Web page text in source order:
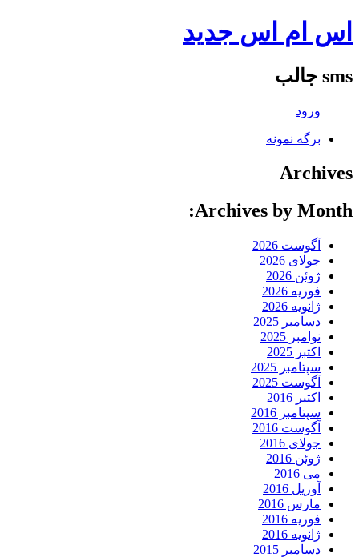
اس ام اس جدید
sms جالب
ورود
برگه نمونه
Archives
Archives by Month:
آگوست 2026
جولای 2026
ژوئن 2026
فوریه 2026
ژانویه 2026
دسامبر 2025
نوامبر 2025
اکتبر 2025
سپتامبر 2025
آگوست 2025
اکتبر 2016
سپتامبر 2016
آگوست 2016
جولای 2016
ژوئن 2016
می 2016
آوریل 2016
مارس 2016
فوریه 2016
ژانویه 2016
دسامبر 2015